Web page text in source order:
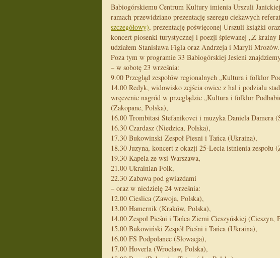
Babiogórskiemu Centrum Kultury imienia Urszuli
ramach przewidziano prezentację szeregu ciekawych
szczegółowy), prezentację poświęconej Urszuli książki
koncert piosenki turystycznej i poezji śpiewanej „Z krainy
udziałem Stanisława Figla oraz Andrzeja i Maryli Mrozów.
Poza tym w programie 33 Babiogórskiej Jesieni
– w sobotę 23 września:
9.00 Przegląd zespołów regionalnych „Kultura i folklor
14.00 Redyk, widowisko zejścia owiec z hal i podziału
wręczenie nagród w przeglądzie „Kultura i folklor
(Zakopane, Polska),
16.00 Trombitasi Stefanikovci i muzyka Daniela Damera
16.30 Czardasz (Niedzica, Polska),
17.30 Bukowinski Zespoł Piesni i Tańca (Ukraina),
18.30 Juzyna, koncert z okazji 25-Lecia istnienia zespołu
19.30 Kapela ze wsi Warszawa,
21.00 Ukrainian Folk,
22.30 Zabawa pod gwiazdami
– oraz w niedzielę 24 września:
12.00 Cieslica (Zawoja, Polska),
13.00 Hamernik (Kraków, Polska),
14.00 Zespoł Pieśni i Tańca Ziemi Cieszyńskiej (Cieszyn,
15.00 Bukowiński Zespół Pieśni i Tańca (Ukraina),
16.00 FS Podpolanec (Słowacja),
17.00 Hoverla (Wrocław, Polska),